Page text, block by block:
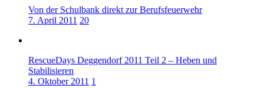
Von der Schulbank direkt zur Berufsfeuerwehr
7. April 2011 20
RescueDays Deggendorf 2011 Teil 2 – Heben und
Stabilisieren
4. Oktober 2011 1